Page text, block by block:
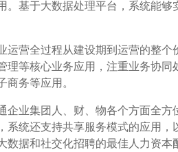
基于大数据处理平台，系统能
全过程从建设期到运营的整个
等核心业务应用，注重业务协
务等应用。
业集团人、财、物各个方面全方
统还支持共享服务模式的应用
据和社交化招聘的最佳人力资本